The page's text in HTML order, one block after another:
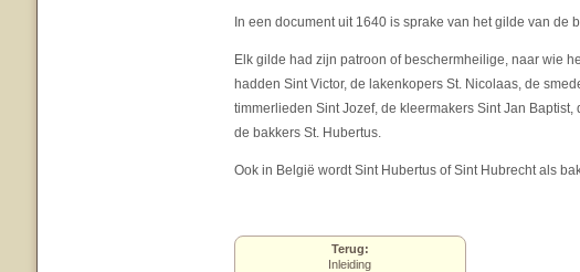
In een document uit 1640 is sprake van het gilde van de
Elk gilde had zijn patroon of beschermheilige, naar wie
hadden Sint Victor, de lakenkopers St. Nicolaas, de
timmerlieden Sint Jozef, de kleermakers Sint Jan
de bakkers St. Hubertus.
Ook in België wordt Sint Hubertus of Sint Hubrecht als
Terug:
Inleiding